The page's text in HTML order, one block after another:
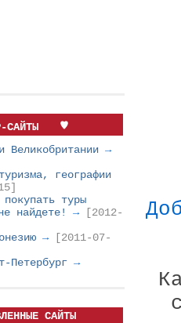
САЙТЫ
Великобритании →
географии
туры
найдете! →
[2012-
→
[2011-07-
Петербург →
САЙТЫ